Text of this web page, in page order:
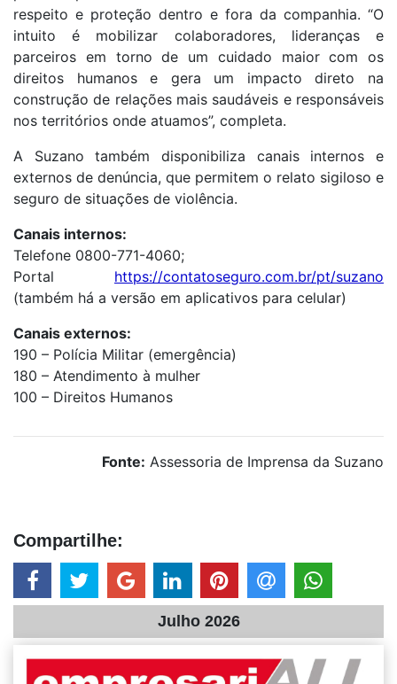
respeito e proteção dentro e fora da companhia. “O
intuito é mobilizar colaboradores, lideranças e
parceiros em torno de um cuidado maior com os
direitos humanos e gera um impacto direto na
construção de relações mais saudáveis e responsáveis
nos territórios onde atuamos”, completa.
A Suzano também disponibiliza canais internos e
externos de denúncia, que permitem o relato sigiloso e
seguro de situações de violência.
Canais internos:
Telefone 0800-771-4060;
Portal https://contatoseguro.com.br/pt/suzano
(também há a versão em aplicativos para celular)
Canais externos:
190 – Polícia Militar (emergência)
180 – Atendimento à mulher
100 – Direitos Humanos
Fonte: Assessoria de Imprensa da Suzano
Compartilhe:
Julho 2026